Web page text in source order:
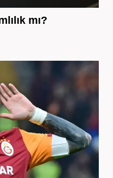
mı?